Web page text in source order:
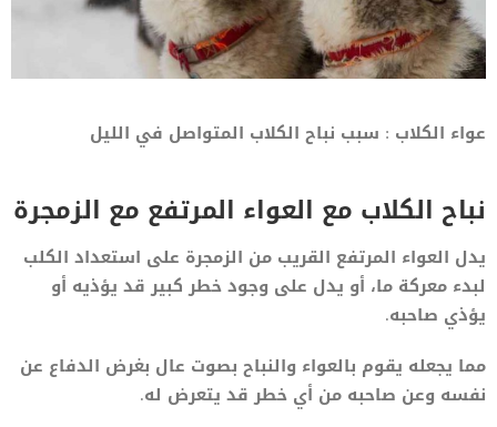
عواء الكلاب : سبب نباح الكلاب المتواصل في الليل
نباح الكلاب مع العواء المرتفع مع الزمجرة
يدل العواء المرتفع القريب من الزمجرة على استعداد الكلب
لبدء معركة ما، أو يدل على وجود خطر كبير قد يؤذيه أو
يؤذي صاحبه.
مما يجعله يقوم بالعواء والنباح بصوت عال بغرض الدفاع عن
نفسه وعن صاحبه من أي خطر قد يتعرض له.